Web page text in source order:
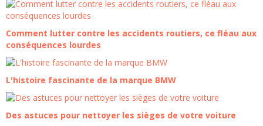
Comment lutter contre les accidents routiers, ce fléau aux
conséquences lourdes
L'histoire fascinante de la marque BMW
Des astuces pour nettoyer les sièges de votre voiture